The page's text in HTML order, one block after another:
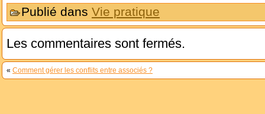
Publié dans Vie pratique
Les commentaires sont fermés.
« Comment gérer les conflits entre associés ?